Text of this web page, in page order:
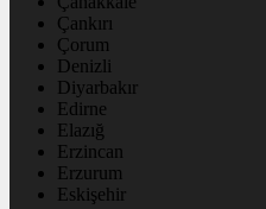
Çankırı
Çorum
Denizli
Diyarbakır
Edirne
Elazığ
Erzincan
Erzurum
Eskişehir